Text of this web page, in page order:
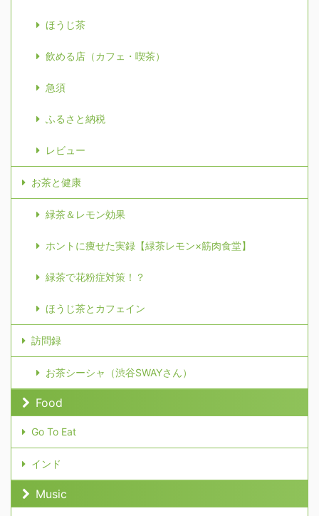
ほうじ茶
飲める店（カフェ・喫茶）
急須
ふるさと納税
レビュー
お茶と健康
緑茶＆レモン効果
ホントに痩せた実録【緑茶レモン×筋肉食堂】
緑茶で花粉症対策！？
ほうじ茶とカフェイン
訪問録
お茶シーシャ（渋谷SWAYさん）
Food
Go To Eat
インド
Music